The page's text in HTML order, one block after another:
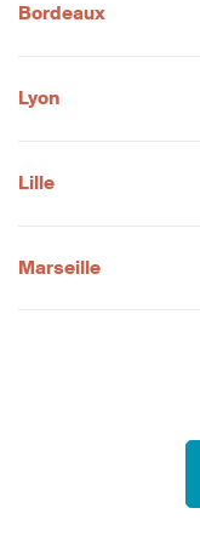
Bordeaux
Lyon
Lille
Marseille